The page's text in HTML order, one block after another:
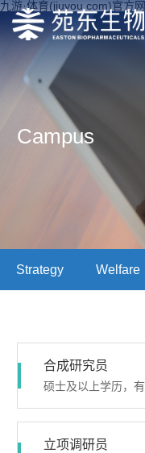
九游·体育(jiuyou.com)官方
Campus
Strategy Welfare
合成研究员
硕士及以上学历，
立项调研员